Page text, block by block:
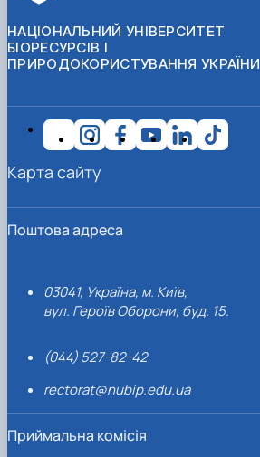
НАЦІОНАЛЬНИЙ УНІВЕРСИТЕТ
БІОРЕСУРСІВ І
ПРИРОДОКОРИСТУВАННЯ УКРАЇНИ
Поштова адреса
03041, Україна, м. Київ,
вул. Героїв Оборони, буд. 15.
(044) 527-82-42
rectorat@nubip.edu.ua
Приймальна комісія
Карта сайту